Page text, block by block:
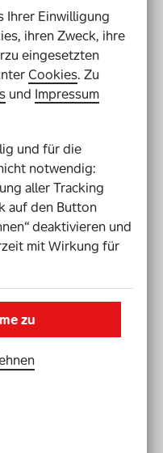
einer Förderschule
mit
erleben/walderleben-
im Nationalpark Eifel
geeignet.
Hirschley mit weitem
Dort informiert ein
Nationalpark- und
und Jugendherberge
Ihrer Einwilligung
ihren Zweck, ihre
eingesetzten
Cookies. Zu
und Impressum
und für die
notwendig:
aller Tracking
auf den Button
deaktivieren und
mit Wirkung für
zu